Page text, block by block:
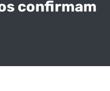
confirmam
BRONKA Veja o